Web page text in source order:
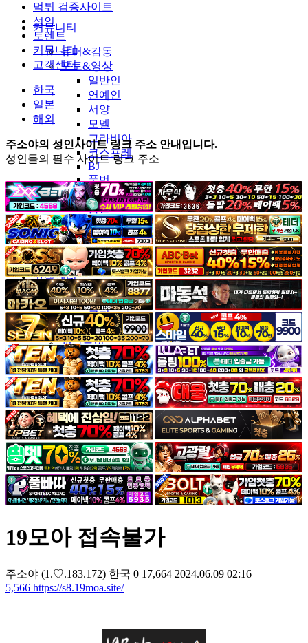
커뮤니티
유머&감동
포토&영상
일반인
연예인
서양
모델
그라비아
코스프레
BJ
품번
후방주의
움짤
스포츠
기타
야썰
고객센터
공지&이벤트
공지
1:1문의
광고문의
먹튀 검증사이트
성인
토렌트
커뮤니티
고객센터
한국
일본
해외
주소야의 성인사이트 링크 주소 안내입니다.
성인들의 필수 사이트 링크 주소
19모아 접속불가
주소야 (1.♡.183.172) 한국 0 17,664 2024.06.09 02:16
5,566 https://s8.19moa.site/